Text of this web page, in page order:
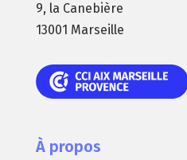
9, la Canebière
13001 Marseille
À propos